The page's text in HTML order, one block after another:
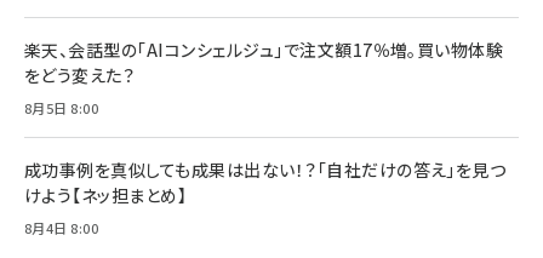
楽天、会話型の「AIコンシェルジュ」で注文額17％増。買い物体験
をどう変えた？
8月5日 8:00
成功事例を真似しても成果は出ない！？「自社だけの答え」を見つ
けよう【ネッ担まとめ】
8月4日 8:00